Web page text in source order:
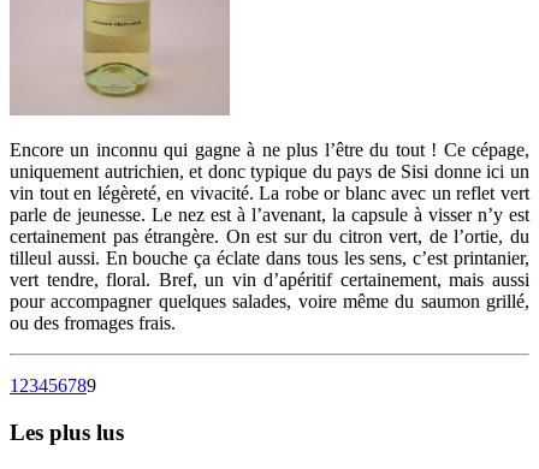
Encore un inconnu qui gagne à ne plus l’être du tout ! Ce cépage,
uniquement autrichien, et donc typique du pays de Sisi donne ici un
vin tout en légèreté, en vivacité. La robe or blanc avec un reflet vert
parle de jeunesse. Le nez est à l’avenant, la capsule à visser n’y est
certainement pas étrangère. On est sur du citron vert, de l’ortie, du
tilleul aussi. En bouche ça éclate dans tous les sens, c’est printanier,
vert tendre, floral. Bref, un vin d’apéritif certainement, mais aussi
pour accompagner quelques salades, voire même du saumon grillé,
ou des fromages frais.
1 23456789
Les plus lus